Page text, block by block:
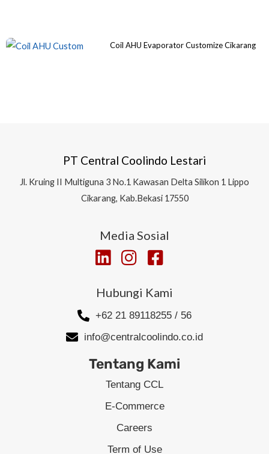
Coil AHU Evaporator Customize Cikarang
PT Central Coolindo Lestari
Jl. Kruing II Multiguna 3 No.1 Kawasan Delta Silikon 1 Lippo
Cikarang, Kab.Bekasi 17550
Media Sosial
Hubungi Kami
+62 21 89118255 / 56
info@centralcoolindo.co.id
Tentang Kami
Tentang CCL
E-Commerce
Careers
Term of Use